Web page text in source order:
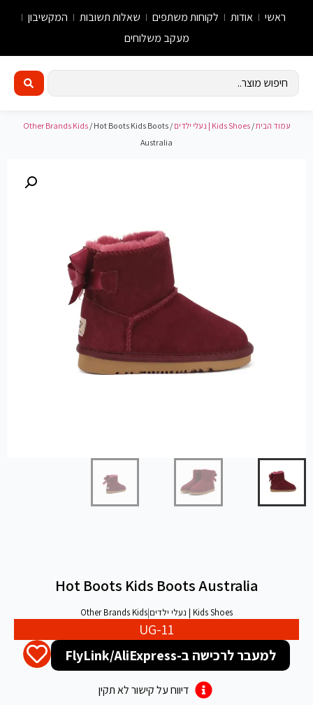
ראשי אודות לקוחות משתפים שאלות תשובות
המקשיבון
מעקב משלוחים
עמוד הבית/Kids Shoes | נעלי ילדים /
Other Brands Kids/ Hot Boots Kids Boots
Australia
Hot Boots Kids Boots Australia
Kids Shoes | נעלי ילדים |
Other Brands Kids
UG-11
למעבר לרכישה ב-FlyLink/AliExpress
דיווח על קישור לא תקין